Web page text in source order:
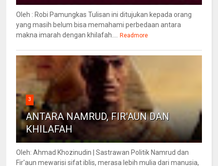
Oleh : Robi Pamungkas Tulisan ini ditujukan kepada orang
yang masih belum bisa memahami perbedaan antara
makna imarah dengan khilafah....
Readmore
3
ANTARA NAMRUD, FIR'AUN DAN
KHILAFAH
Oleh: Ahmad Khozinudin | Sastrawan Politik Namrud dan
Fir'aun mewarisi sifat iblis, merasa lebih mulia dari manusia,